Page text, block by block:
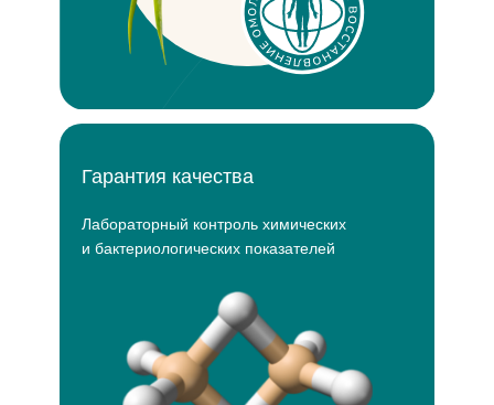
Гарантия качества
Лабораторный контроль химических
и бактериологических показателей